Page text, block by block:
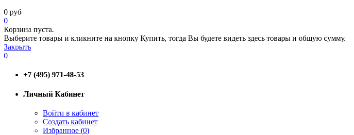
0 руб
0
Корзина пуста.
Выберите товары и кликните на кнопку Купить, тогда Вы будете видеть здесь товары и общую сумму.
Закрыть
0
+7 (495) 971-48-53
Личный Кабинет
Войти в кабинет
Создать кабинет
Избранное (0)